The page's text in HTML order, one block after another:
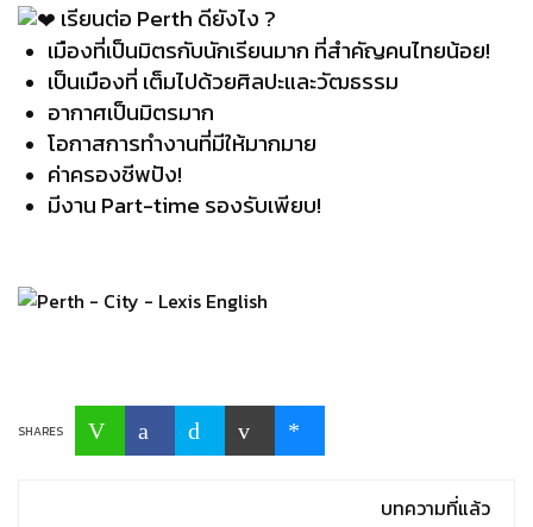
เรียนต่อ Perth ดียังไง ?
เมืองที่เป็นมิตรกับนักเรียนมาก ที่สำคัญคนไทยน้อย!
เป็นเมืองที่ เต็มไปด้วยศิลปะและวัฒธรรม
อากาศเป็นมิตรมาก
โอกาสการทำงานที่มีให้มากมาย
ค่าครองชีพปัง!
มีงาน Part-time รองรับเพียบ!
SHARES
บทความที่แล้ว